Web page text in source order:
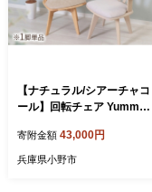
【ナチュラル/シアーチャコ
ール】回転チェア Yummy g
品 椅子 チェア 家具 インテ
リア
寄附金額 43,000円
兵庫県小野市